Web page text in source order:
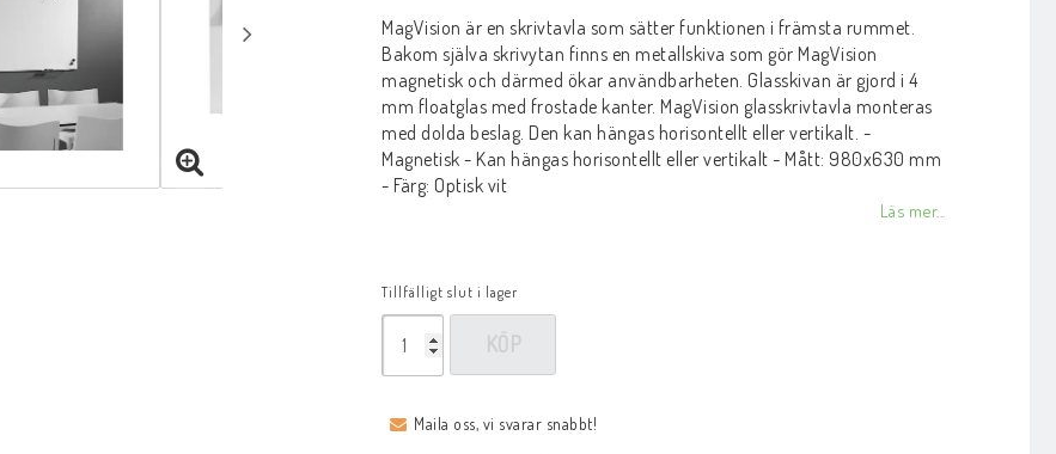
Lägg till i favoritlistan
MagVision är en skrivtavla som sätter funktionen i främsta rummet.
Bakom själva skrivytan finns en metallskiva som gör MagVision
magnetisk och därmed ökar användbarheten. Glasskivan är gjord i 4
mm floatglas med frostade kanter. MagVision glasskrivtavla monteras
med dolda beslag. Den kan hängas horisontellt eller vertikalt. -
Magnetisk - Kan hängas horisontellt eller vertikalt - Mått: 980x630 mm
- Färg: Optisk vit
Läs mer...
Tillfälligt slut i lager
KÖP
Maila oss, vi svarar snabbt!